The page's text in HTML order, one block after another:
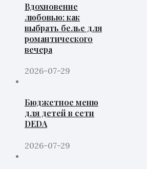
Вдохновение
любовью: как
выбрать белье для
романтического
вечера
2026-07-29
Бюджетное меню
для детей в сети
DEDA
2026-07-29